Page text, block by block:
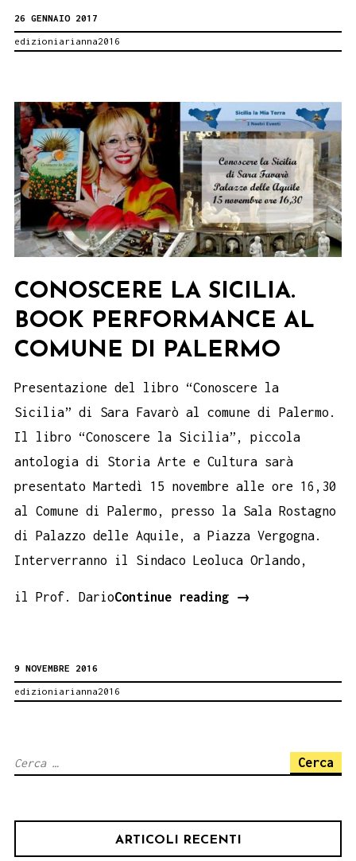
26 GENNAIO 2017
edizioniarianna2016
CONOSCERE LA SICILIA.
BOOK PERFORMANCE AL
COMUNE DI PALERMO
Presentazione del libro “Conoscere la
Sicilia” di Sara Favarò al comune di Palermo.
Il libro “Conoscere la Sicilia”, piccola
antologia di Storia Arte e Cultura sarà
presentato Martedì 15 novembre alle ore 16,30
al Comune di Palermo, presso la Sala Rostagno
di Palazzo delle Aquile, a Piazza Vergogna.
Interverranno il Sindaco Leoluca Orlando,
il Prof. DarioContinue reading
Conoscere
→
9 NOVEMBRE 2016
edizioniarianna2016
Ricerca
ARTICOLI RECENTI